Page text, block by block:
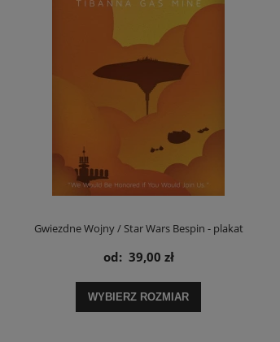
Gwiezdne Wojny / Star Wars Bespin - plakat
od: 39,00 zł
WYBIERZ ROZMIAR